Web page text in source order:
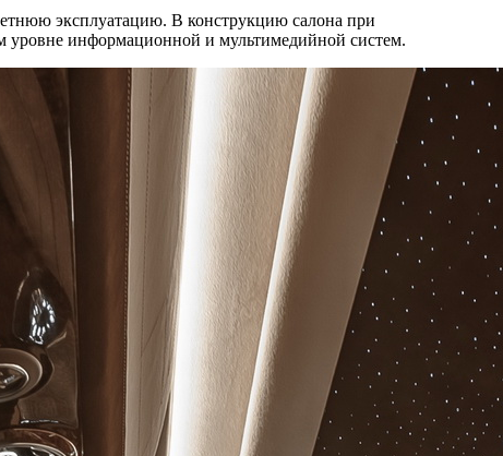
эксплуатацию. В конструкцию салона при
уровне информационной и мультимедийной систем.